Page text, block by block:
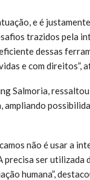
e é
trazidos pela
dessas
e com direitos”,
Salmoria,
não é usar a
precisa ser utilizada
humana”,